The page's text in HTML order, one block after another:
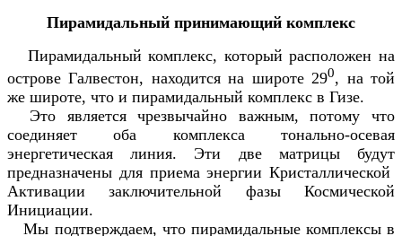
Пирамидальный принимающий комплекс
Пирамидальный комплекс, который расположен на
острове Галвестон, находится на широте 290, на той
же широте, что и пирамидальный комплекс в Гизе.
Это является чрезвычайно важным, потому что
соединяет оба комплекса тонально-осевая
энергетическая линия. Эти две матрицы будут
предназначены для приема энергии Кристаллической
Активации заключительной фазы Космической
Инициации.
Мы подтверждаем, что пирамидальные комплексы в